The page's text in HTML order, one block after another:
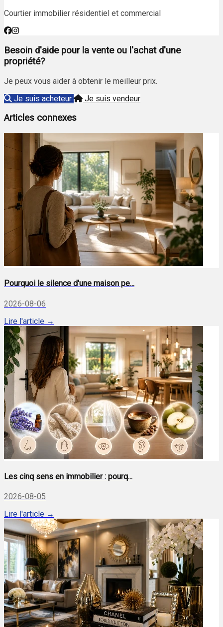
Courtier immobilier résidentiel et commercial
Besoin d'aide pour la vente ou l'achat d'une
propriété?
Je peux vous aider à obtenir le meilleur prix.
Je suis acheteur
Je suis vendeur
Articles connexes
Pourquoi le silence d'une maison pe...
2026-08-06
Lire l'article →
Les cinq sens en immobilier : pourq...
2026-08-05
Lire l'article →